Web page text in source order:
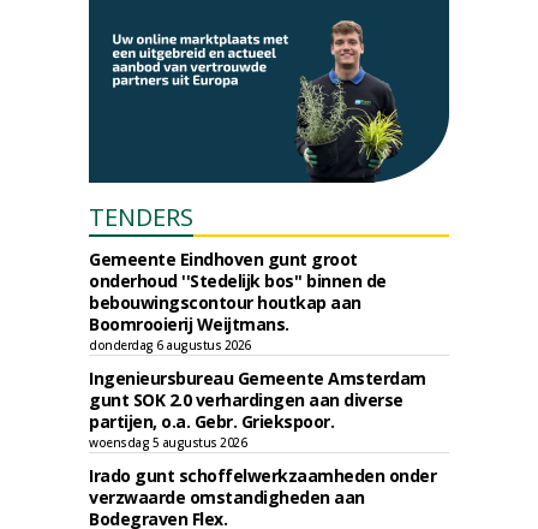
TENDERS
Gemeente Eindhoven gunt groot
onderhoud ''Stedelijk bos'' binnen de
bebouwingscontour houtkap aan
Boomrooierij Weijtmans.
donderdag 6 augustus 2026
Ingenieursbureau Gemeente Amsterdam
gunt SOK 2.0 verhardingen aan diverse
partijen, o.a. Gebr. Griekspoor.
woensdag 5 augustus 2026
Irado gunt schoffelwerkzaamheden onder
verzwaarde omstandigheden aan
Bodegraven Flex.